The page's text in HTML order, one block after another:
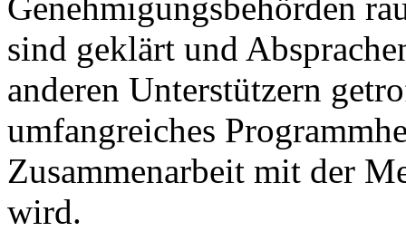
sind geklärt und
anderen Unterstützern
umfangreiches
Zusammenarbeit mit der
wird.